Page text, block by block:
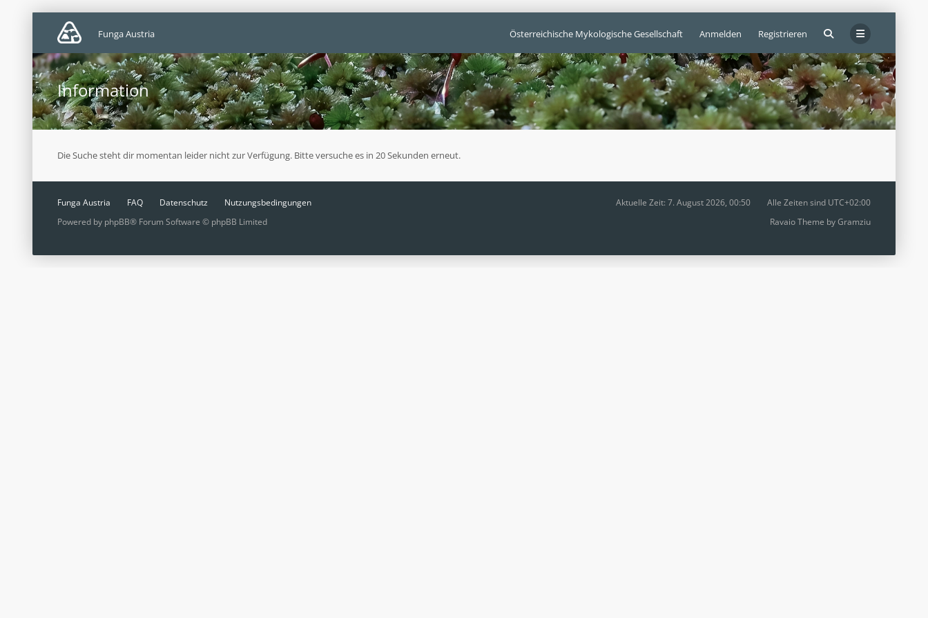
Österreichische Mykologische Gesellschaft Anmelden Registrieren
Funga Austria
Information
Die Suche steht dir momentan leider nicht zur Verfügung. Bitte versuche es in 20 Sekunden erneut.
Funga Austria FAQ Datenschutz Nutzungsbedingungen Alle Zeiten sind UTC+02:00
Aktuelle Zeit: 7. August 2026, 00:50
Powered by phpBB® Forum Software © phpBB Limited Ravaio Theme byGramziu